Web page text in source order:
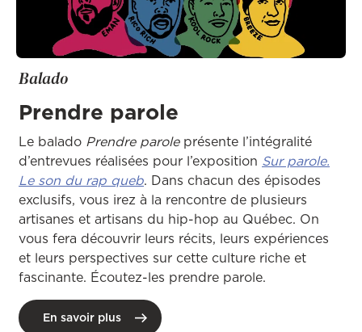
Balado
Prendre parole
Le balado Prendre paroleprésente l’intégralité
d’entrevues réalisées pour l’exposition Sur parole.
Le son du rap queb. Dans chacun des épisodes
exclusifs, vous irez à la rencontre de plusieurs
artisanes et artisans du hip-hop au Québec. On
vous fera découvrir leurs récits, leurs expériences
et leurs perspectives sur cette culture riche et
fascinante. Écoutez-les prendre parole.
En savoir plus